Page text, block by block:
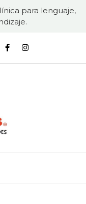
para lenguaje,